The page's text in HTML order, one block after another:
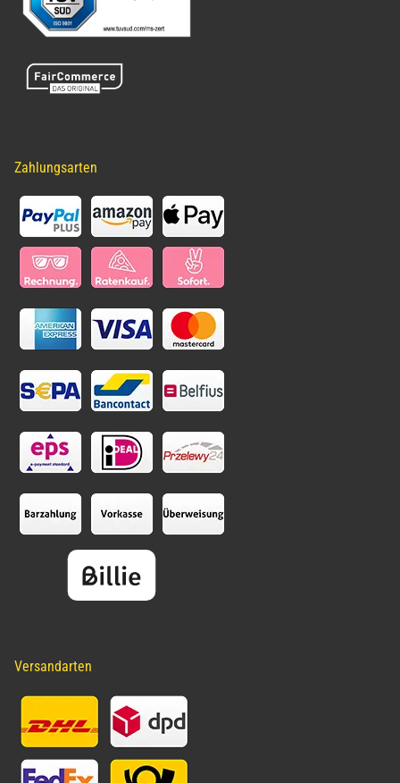
Zahlungsarten
Versandarten